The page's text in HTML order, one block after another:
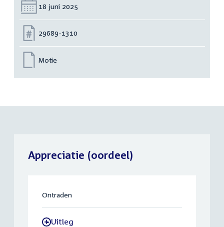
Datum:
18 juni 2025
Nummer:
29689-1310
Motie
Appreciatie (oordeel)
Ontraden
-Uitleg